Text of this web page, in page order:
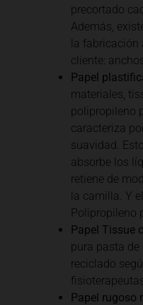
precortado
Además,
la fabricación
cliente:
Papel
materiales,
polipropileno
caracteriza
suavidad.
absorbe los
retiene de
la camilla. Y
Polipropileno
Papel Tissue
pura pasta de
reciclado
Papel rugoso